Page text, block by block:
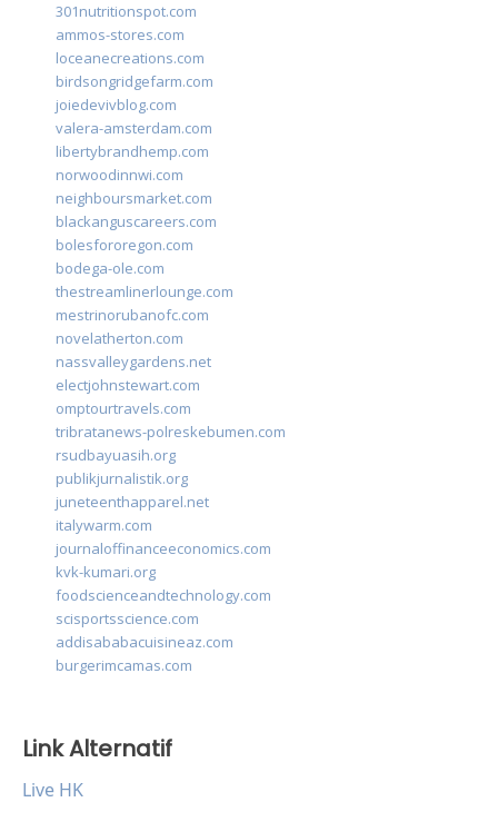
301nutritionspot.com
ammos-stores.com
loceanecreations.com
birdsongridgefarm.com
joiedevivblog.com
valera-amsterdam.com
libertybrandhemp.com
norwoodinnwi.com
neighboursmarket.com
blackanguscareers.com
bolesfororegon.com
bodega-ole.com
thestreamlinerlounge.com
mestrinorubanofc.com
novelatherton.com
nassvalleygardens.net
electjohnstewart.com
omptourtravels.com
tribratanews-polreskebumen.com
rsudbayuasih.org
publikjurnalistik.org
juneteenthapparel.net
italywarm.com
journaloffinanceeconomics.com
kvk-kumari.org
foodscienceandtechnology.com
scisportsscience.com
addisababacuisineaz.com
burgerimcamas.com
Link Alternatif
Live HK